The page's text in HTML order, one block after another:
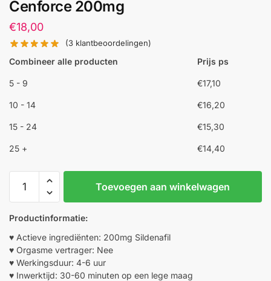
Cenforce 200mg
€18,00
(3 klantbeoordelingen)
Combineer alle producten Prijs ps
5 - 9 €17,10
10 - 14 €16,20
15 - 24 €15,30
25 + €14,40
Cenforce
200mg
Toevoegen aan winkelwagen
Productinformatie:
♥ Actieve ingrediënten: 200mg Sildenafil
♥ Orgasme vertrager: Nee
♥ Werkingsduur: 4-6 uur
♥ Inwerktijd: 30-60 minuten op een lege maag